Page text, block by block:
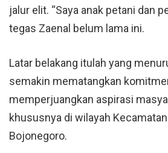
jalur elit. “Saya anak petani dan
tegas Zaenal belum lama ini.
Latar belakang itulah yang
semakin mematangkan
memperjuangkan aspirasi
khususnya di wilayah
Bojonegoro.